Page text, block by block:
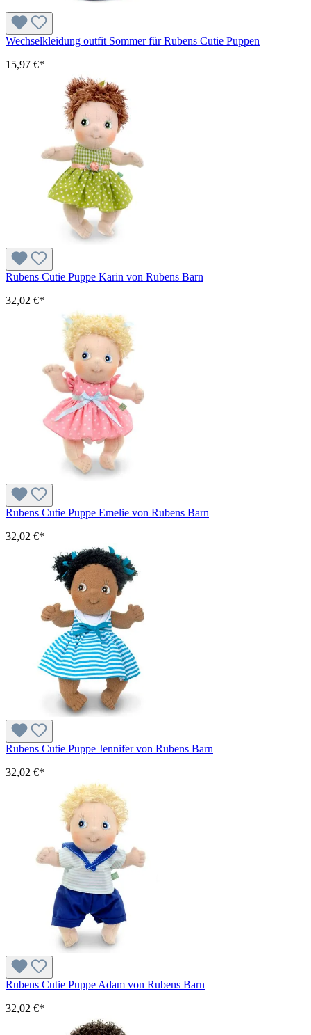
Wechselkleidung outfit Sommer für Rubens Cutie Puppen
15,97 €*
Rubens Cutie Puppe Karin von Rubens Barn
32,02 €*
Rubens Cutie Puppe Emelie von Rubens Barn
32,02 €*
Rubens Cutie Puppe Jennifer von Rubens Barn
32,02 €*
Rubens Cutie Puppe Adam von Rubens Barn
32,02 €*